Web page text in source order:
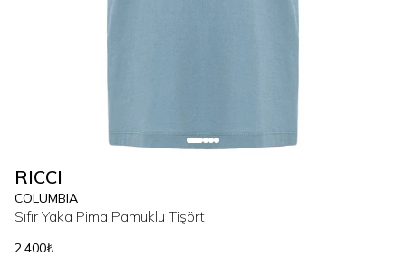
RICCI
COLUMBIA
Sıfır Yaka Pima Pamuklu Tişört
2.400₺